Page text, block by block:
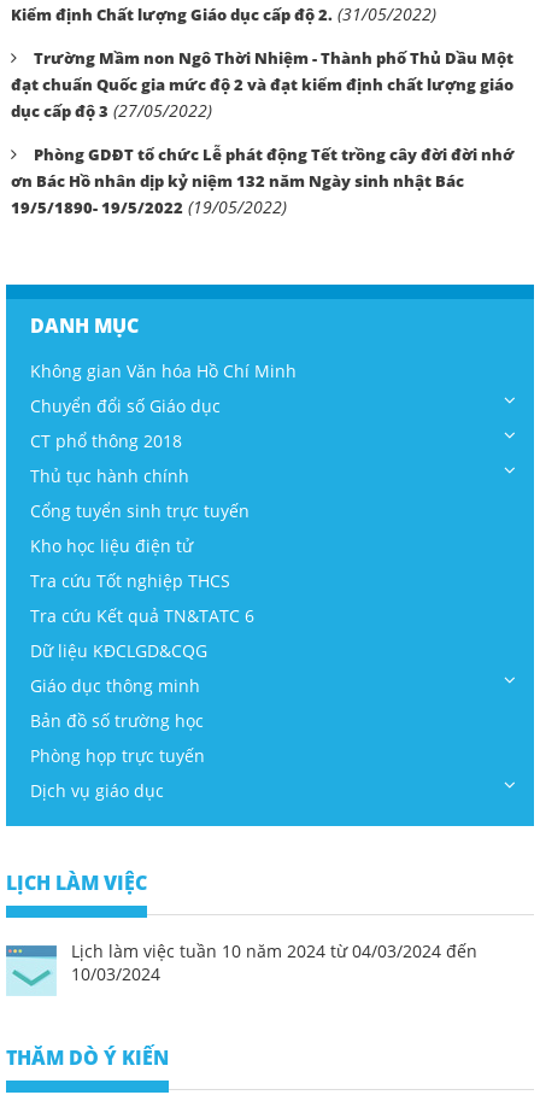
Kiểm định Chất lượng Giáo dục cấp độ 2. (31/05/2022)
Trường Mầm non Ngô Thời Nhiệm - Thành phố Thủ Dầu Một
đạt chuẩn Quốc gia mức độ 2 và đạt kiểm định chất lượng giáo
dục cấp độ 3 (27/05/2022)
Phòng GDĐT tổ chức Lễ phát động Tết trồng cây đời đời nhớ
ơn Bác Hồ nhân dịp kỷ niệm 132 năm Ngày sinh nhật Bác
19/5/1890- 19/5/2022 (19/05/2022)
DANH MỤC
Không gian Văn hóa Hồ Chí Minh
Chuyển đổi số Giáo dục
CT phổ thông 2018
Thủ tục hành chính
Cổng tuyển sinh trực tuyến
Kho học liệu điện tử
Tra cứu Tốt nghiệp THCS
Tra cứu Kết quả TN&TATC 6
Dữ liệu KĐCLGD&CQG
Giáo dục thông minh
Bản đồ số trường học
Phòng họp trực tuyến
Dịch vụ giáo dục
LỊCH LÀM VIỆC
Lịch làm việc tuần 10 năm 2024 từ 04/03/2024 đến
10/03/2024
THĂM DÒ Ý KIẾN